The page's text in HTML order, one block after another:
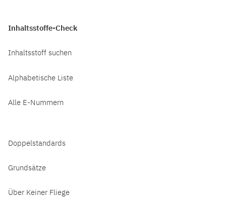
Inhaltsstoffe-Check
Inhaltsstoff suchen
Alphabetische Liste
Alle E-Nummern
Doppelstandards
Grundsätze
Über Keiner Fliege